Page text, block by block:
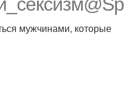
мужчинами, которые